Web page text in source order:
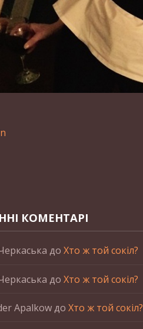
КОМЕНТАРІ
до Хто ж той сокіл?
до Хто ж той сокіл?
Apalkowдо Хто ж той сокіл?